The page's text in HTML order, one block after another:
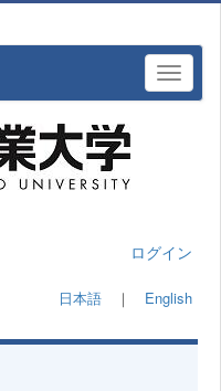
ログイン
日本語 ｜ English